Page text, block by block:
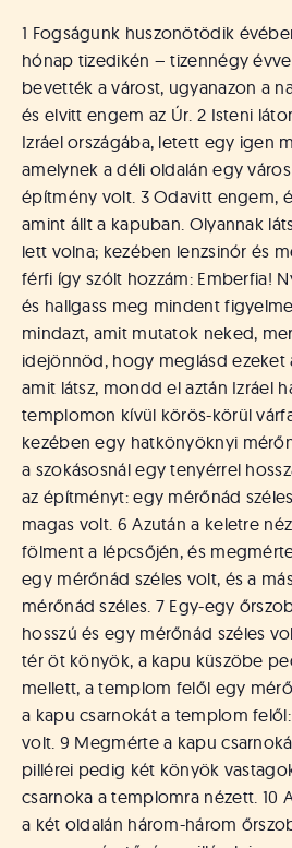
1 Fogságunk huszonötödik
hónap tizedikén – tizennégy
bevették a várost, ugyanazon a
és elvitt engem az Úr. 2 Isteni
Izráel országába, letett egy igen
amelynek a déli oldalán egy
építmény volt. 3 Odavitt engem,
amint állt a kapuban. Olyannak
lett volna; kezében lenzsinór és
férfi így szólt hozzám: Emberfia!
és hallgass meg mindent
mindazt, amit mutatok neked,
idejönnöd, hogy meglásd ezeket
amit látsz, mondd el aztán Izráel
templomon kívül körös-körül
kezében egy hatkönyöknyi
a szokásosnál egy tenyérrel
az építményt: egy mérőnád
magas volt. 6 Azután a keletre
fölment a lépcsőjén, és
egy mérőnád széles volt, és a
mérőnád széles. 7 Egy-egy
hosszú és egy mérőnád széles
tér öt könyök, a kapu küszöbe
mellett, a templom felől egy
a kapu csarnokát a templom
volt. 9 Megmérte a kapu
pillérei pedig két könyök
csarnoka a templomra nézett. 10
a két oldalán három-három